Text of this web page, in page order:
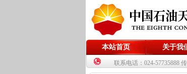
本站首页 关于我
联系电话：024-57735888